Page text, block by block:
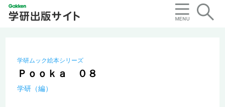
学研ムック絵本シリーズ
Ｐｏｏｋａ ０８
学研（編）